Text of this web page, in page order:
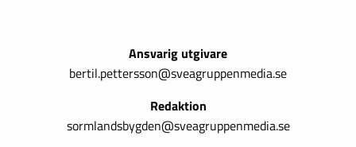
Ansvarig utgivare
bertil.pettersson@sveagruppenmedia.se
Redaktion
sormlandsbygden@sveagruppenmedia.se